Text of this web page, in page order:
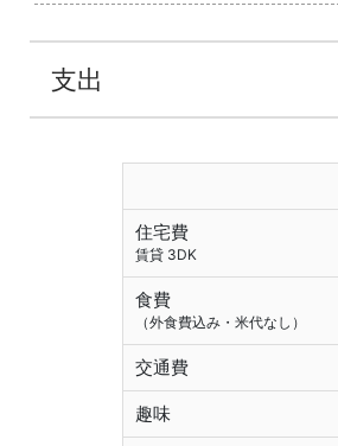
支出
住宅費
賃貸 3DK
食費
（外食費込み・米代なし）
交通費
趣味